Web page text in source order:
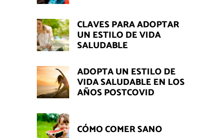
CLAVES PARA ADOPTAR
UN ESTILO DE VIDA
SALUDABLE
ADOPTA UN ESTILO DE
VIDA SALUDABLE EN LOS
AÑOS POSTCOVID
CÓMO COMER SANO